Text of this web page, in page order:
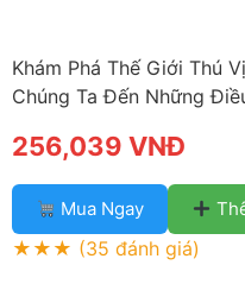
Khám Phá Thế Giới Thú
Chúng Ta Đến Những
256,039 VNĐ
Mua Ngay
★★★ (35 đánh giá)